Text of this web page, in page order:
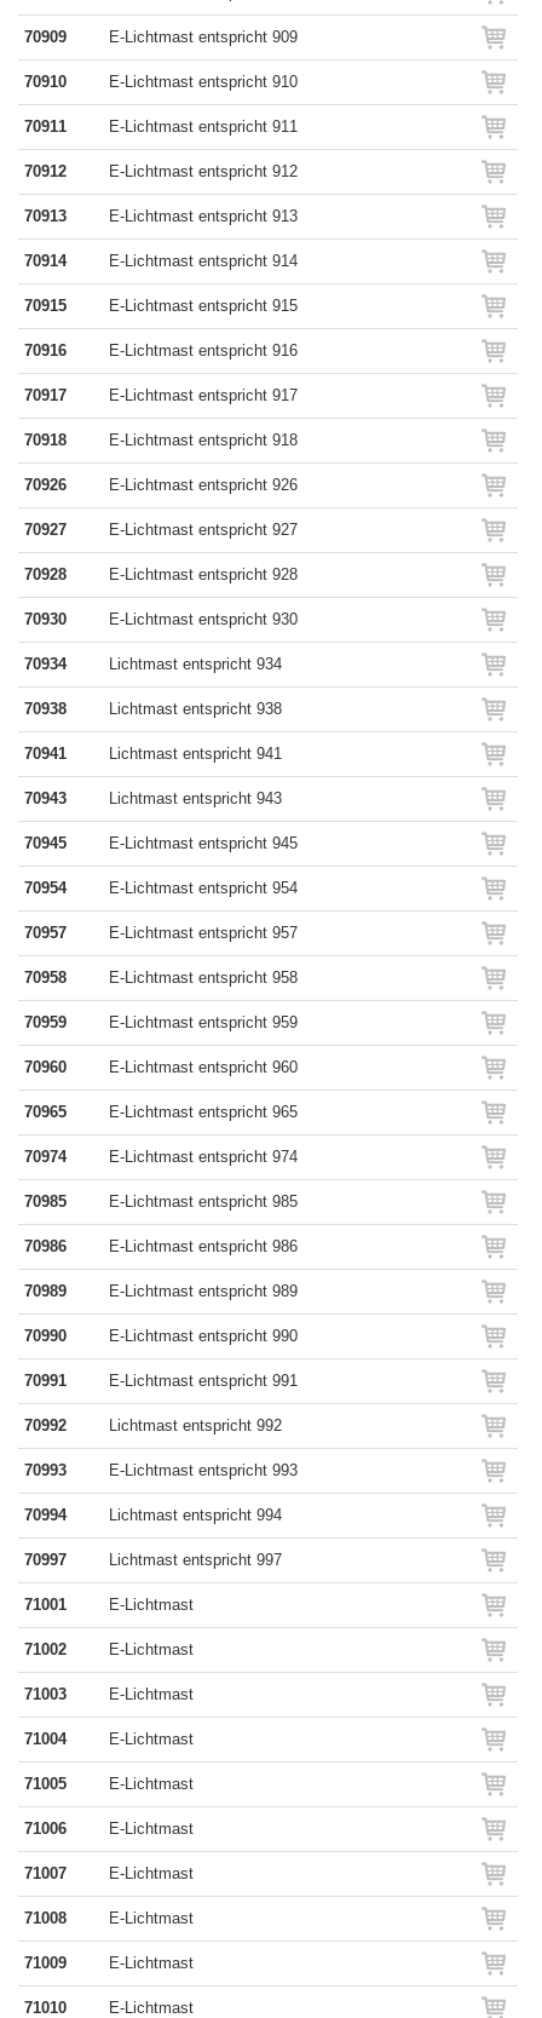
70909 E-Lichtmast entspricht 909
70910 E-Lichtmast entspricht 910
70911 E-Lichtmast entspricht 911
70912 E-Lichtmast entspricht 912
70913 E-Lichtmast entspricht 913
70914 E-Lichtmast entspricht 914
70915 E-Lichtmast entspricht 915
70916 E-Lichtmast entspricht 916
70917 E-Lichtmast entspricht 917
70918 E-Lichtmast entspricht 918
70926 E-Lichtmast entspricht 926
70927 E-Lichtmast entspricht 927
70928 E-Lichtmast entspricht 928
70930 E-Lichtmast entspricht 930
70934 Lichtmast entspricht 934
70938 Lichtmast entspricht 938
70941 Lichtmast entspricht 941
70943 Lichtmast entspricht 943
70945 E-Lichtmast entspricht 945
70954 E-Lichtmast entspricht 954
70957 E-Lichtmast entspricht 957
70958 E-Lichtmast entspricht 958
70959 E-Lichtmast entspricht 959
70960 E-Lichtmast entspricht 960
70965 E-Lichtmast entspricht 965
70974 E-Lichtmast entspricht 974
70985 E-Lichtmast entspricht 985
70986 E-Lichtmast entspricht 986
70989 E-Lichtmast entspricht 989
70990 E-Lichtmast entspricht 990
70991 E-Lichtmast entspricht 991
70992 Lichtmast entspricht 992
70993 E-Lichtmast entspricht 993
70994 Lichtmast entspricht 994
70997 Lichtmast entspricht 997
71001 E-Lichtmast
71002 E-Lichtmast
71003 E-Lichtmast
71004 E-Lichtmast
71005 E-Lichtmast
71006 E-Lichtmast
71007 E-Lichtmast
71008 E-Lichtmast
71009 E-Lichtmast
71010 E-Lichtmast